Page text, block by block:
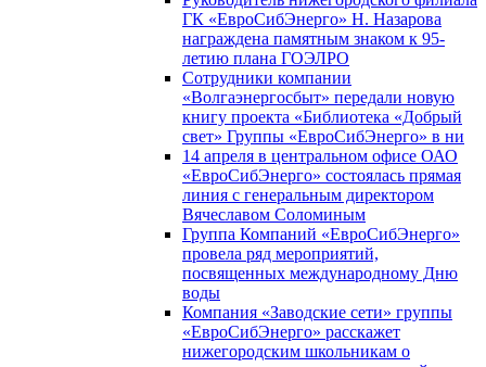
ГК «ЕвроСибЭнерго» Н. Назарова
награждена памятным знаком к 95-
летию плана ГОЭЛРО
Сотрудники компании
«Волгаэнергосбыт» передали новую
книгу проекта «Библиотека «Добрый
свет» Группы «ЕвроСибЭнерго» в ни
14 апреля в центральном офисе ОАО
«ЕвроСибЭнерго» состоялась прямая
линия с генеральным директором
Вячеславом Соломиным
Группа Компаний «ЕвроСибЭнерго»
провела ряд мероприятий,
посвященных международному Дню
воды
Компания «Заводские сети» группы
«ЕвроСибЭнерго» расскажет
нижегородским школьникам о